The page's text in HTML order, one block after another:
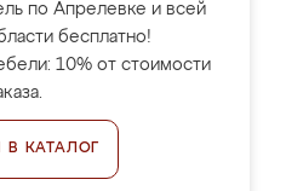
по Апрелевке и всей
бесплатно!
10% от стоимости
В КАТАЛОГ